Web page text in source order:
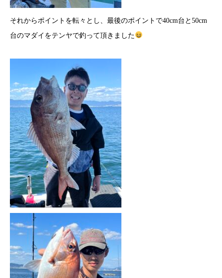
それからポイントを転々とし、最後のポイントで40cm台と50cm
台のマダイをテンヤで釣って頂きました